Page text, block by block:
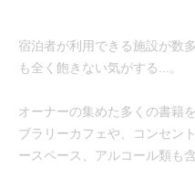
宿泊者が利用できる施設が数
も全く飽きない気がする...。
オーナーの集めた多くの書籍
ブラリーカフェや、コンセン
ースペース、アルコール類も